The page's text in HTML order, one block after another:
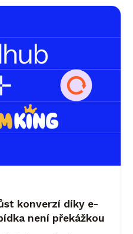
konverzí díky e-
není překážkou